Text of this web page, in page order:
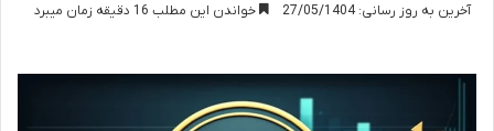
آخرین به روز رسانی: 27/05/1404 خواندن این مطلب 16 دقیقه زمان میبرد